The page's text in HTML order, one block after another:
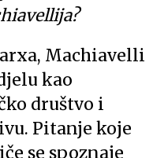
Machiavelli
kao
društvo i
Pitanje koje
se spoznaje